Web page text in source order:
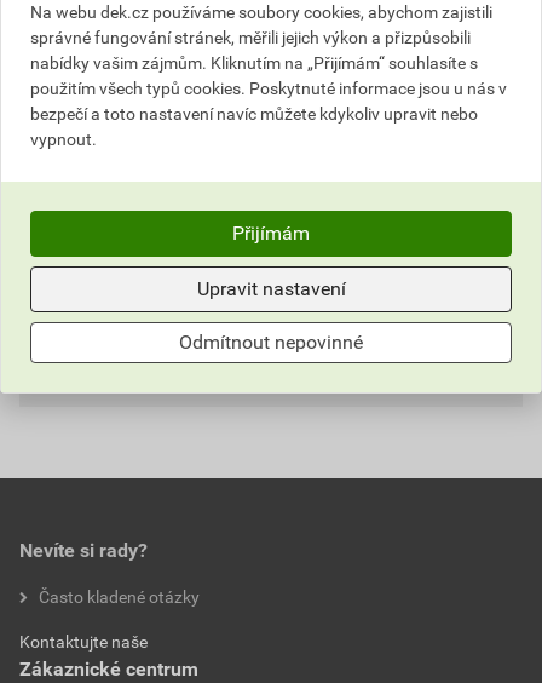
Okapový systém z pozinkovaného plechu, který je z
výroby opatřen barevným lakováním v několika
odstínech. Součástí systému jsou všechny dostupné
komponenty, kolena, žlaby, svody, spojky žlabů apod.
Povrchová úprava z nového, kvalitnějšího laku
Aktuální prodejní cena po slevě 26% z ceníkové ceny
461,87 Kč
558,86 Kč
Dokumenty
Prohlášení o shodě / vlastnostech
DEKRAIN ROBUST
Stáhnout
PDF
Parametry
0,0
hodnotilo 0 uživatelů
Nevíte si rady?
Často kladené otázky
Kontaktujte naše
Zákaznické centrum
Na webu dek.cz používáme soubory cookies, abychom zajistili
správné fungování stránek, měřili jejich výkon a přizpůsobili
nabídky vašim zájmům. Kliknutím na „Přijímám“ souhlasíte s
použitím všech typů cookies. Poskytnuté informace jsou u nás v
bezpečí a toto nastavení navíc můžete kdykoliv upravit nebo
vypnout.
Přijímám
Upravit nastavení
Odmítnout nepovinné